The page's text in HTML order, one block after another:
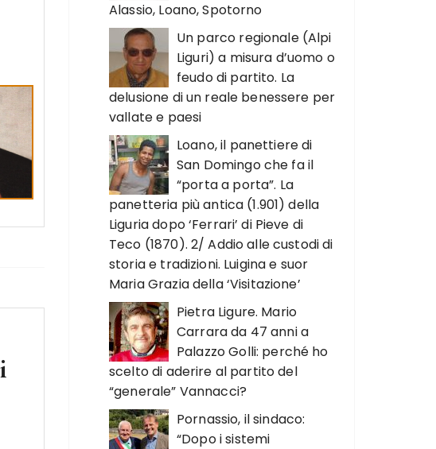
Alassio, Loano, Spotorno
Un parco regionale (Alpi
Liguri) a misura d’uomo o
feudo di partito. La
delusione di un reale benessere per
vallate e paesi
Loano, il panettiere di
San Domingo che fa il
“porta a porta”. La
panetteria più antica (1.901) della
Liguria dopo ‘Ferrari’ di Pieve di
Teco (1870). 2/ Addio alle custodi di
storia e tradizioni. Luigina e suor
Maria Grazia della ‘Visitazione’
Pietra Ligure. Mario
Carrara da 47 anni a
Palazzo Golli: perché ho
scelto di aderire al partito del
“generale” Vannacci?
Pornassio, il sindaco:
“Dopo i sistemi